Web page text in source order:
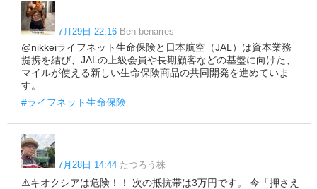
7月29日 22:16 Ben benarres
@nikkeiライフネット生命保険と日本航空（JAL）は資本業務
提携を結び、JALの上級会員や長期顧客などの基盤に向けた、
マイルが使える新しい生命保険商品の共同開発を進めていま
す。
#ライフネット生命保険
7月28日 14:44 たつろう株
⚠️キオクシアは危険！！ 次の抵抗帯は3万円です。 今「押さえ